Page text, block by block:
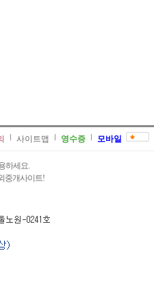
사이트맵 영수증 모바일
하세요.
중개사이트!